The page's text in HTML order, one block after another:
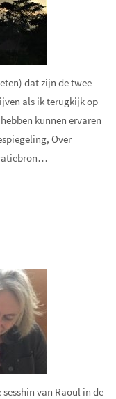
dat zijn de twee
als ik terugkijk op
kunnen ervaren
Over
van Raoul in de